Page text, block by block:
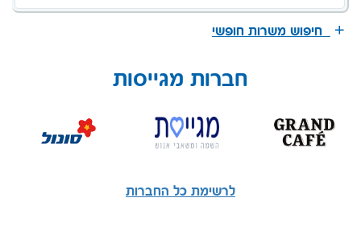
חיפוש משרות חופשי
חברות מגייסות
לרשימת כל החברות